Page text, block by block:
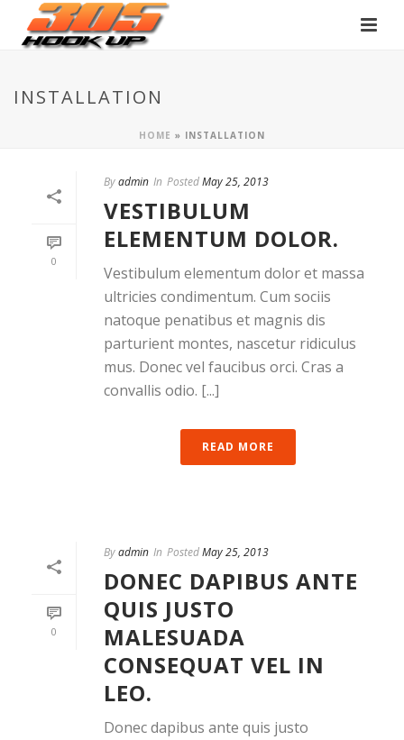
INSTALLATION
HOME » INSTALLATION
0
Byadmin In PostedMay 25, 2013
VESTIBULUM
ELEMENTUM DOLOR.
Vestibulum elementum dolor et massa
ultricies condimentum. Cum sociis
natoque penatibus et magnis dis
parturient montes, nascetur ridiculus
mus. Donec vel faucibus orci. Cras a
convallis odio. [...]
READ MORE
0
Byadmin In PostedMay 25, 2013
DONEC DAPIBUS ANTE
QUIS JUSTO
MALESUADA
CONSEQUAT VEL IN
LEO.
Donec dapibus ante quis justo